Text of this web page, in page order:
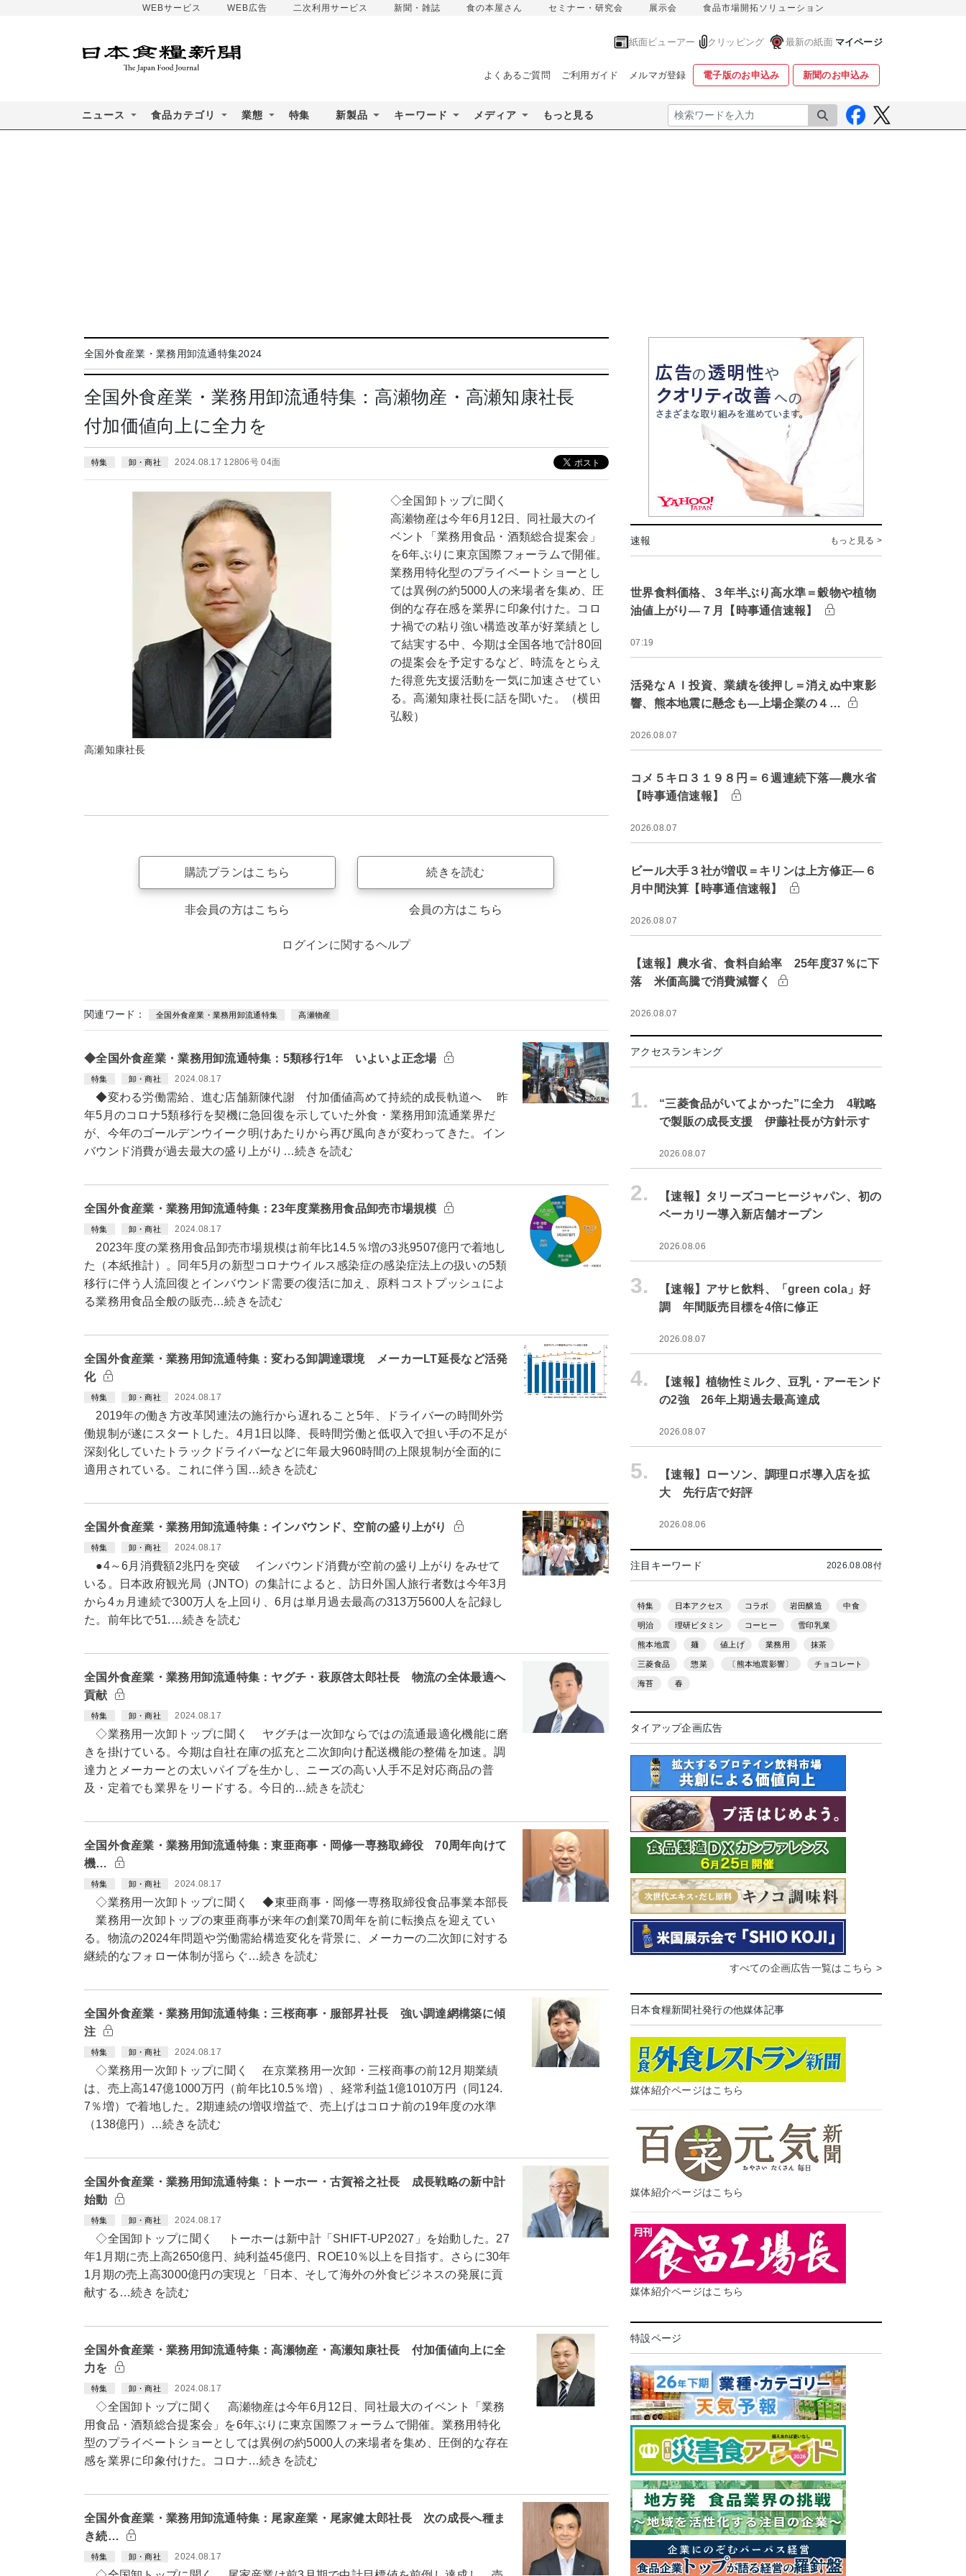
WEBサービス WEB広告 二次利用サービス 新聞・雑誌 食の本屋さん セミナー・研究会 展示会 食品市場開拓ソリューション
紙面ビューアー クリッピング 最新の紙面 マイページ
よくあるご質問 ご利用ガイド メルマガ登録 電子版のお申込み 新聞のお申込み
ニュース 食品カテゴリ 業態 特集 新製品 キーワード メディア もっと見る 検索
全国外食産業・業務用卸流通特集2024
全国外食産業・業務用卸流通特集：高瀬物産・高瀬知康社長
付加価値向上に全力を
特集 卸・商社 2024.08.17 12806号 04面
高瀬知康社長
◇全国卸トップに聞く
高瀬物産は今年6月12日、同社最大のイ
ベント「業務用食品・酒類総合提案会」
を6年ぶりに東京国際フォーラムで開催。
業務用特化型のプライベートショーとし
ては異例の約5000人の来場者を集め、圧
倒的な存在感を業界に印象付けた。コロ
ナ禍での粘り強い構造改革が好業績とし
て結実する中、今期は全国各地で計80回
の提案会を予定するなど、時流をとらえ
た得意先支援活動を一気に加速させてい
る。高瀬知康社長に話を聞いた。（横田
弘毅）
購読プランはこちら
非会員の方はこちら
続きを読む
会員の方はこちら
ログインに関するヘルプ
関連ワード： 全国外食産業・業務用卸流通特集 高瀬物産
◆全国外食産業・業務用卸流通特集：5類移行1年 いよいよ正念場
特集 卸・商社 2024.08.17
◆変わる労働需給、進む店舗新陳代謝 付加価値高めて持続的成長軌道へ 昨
年5月のコロナ5類移行を契機に急回復を示していた外食・業務用卸流通業界だ
が、今年のゴールデンウイーク明けあたりから再び風向きが変わってきた。イン
バウンド消費が過去最大の盛り上がり…続きを読む
全国外食産業・業務用卸流通特集：23年度業務用食品卸売市場規模
特集 卸・商社 2024.08.17
2023年度の業務用食品卸売市場規模は前年比14.5％増の3兆9507億円で着地し
た（本紙推計）。同年5月の新型コロナウイルス感染症の感染症法上の扱いの5類
移行に伴う人流回復とインバウンド需要の復活に加え、原料コストプッシュによ
る業務用食品全般の販売…続きを読む
全国外食産業・業務用卸流通特集：変わる卸調達環境 メーカーLT延長など活発
化
特集 卸・商社 2024.08.17
2019年の働き方改革関連法の施行から遅れること5年、ドライバーの時間外労
働規制が遂にスタートした。4月1日以降、長時間労働と低収入で担い手の不足が
深刻化していたトラックドライバーなどに年最大960時間の上限規制が全面的に
適用されている。これに伴う国…続きを読む
全国外食産業・業務用卸流通特集：インバウンド、空前の盛り上がり
特集 卸・商社 2024.08.17
●4～6月消費額2兆円を突破 インバウンド消費が空前の盛り上がりをみせて
いる。日本政府観光局（JNTO）の集計によると、訪日外国人旅行者数は今年3月
から4ヵ月連続で300万人を上回り、6月は単月過去最高の313万5600人を記録し
た。前年比で51.…続きを読む
全国外食産業・業務用卸流通特集：ヤグチ・萩原啓太郎社長 物流の全体最適へ
貢献
特集 卸・商社 2024.08.17
◇業務用一次卸トップに聞く ヤグチは一次卸ならではの流通最適化機能に磨
きを掛けている。今期は自社在庫の拡充と二次卸向け配送機能の整備を加速。調
達力とメーカーとの太いパイプを生かし、ニーズの高い人手不足対応商品の普
及・定着でも業界をリードする。今日的…続きを読む
全国外食産業・業務用卸流通特集：東亜商事・岡修一専務取締役 70周年向けて
機…
特集 卸・商社 2024.08.17
◇業務用一次卸トップに聞く ◆東亜商事・岡修一専務取締役食品事業本部長
業務用一次卸トップの東亜商事が来年の創業70周年を前に転換点を迎えてい
る。物流の2024年問題や労働需給構造変化を背景に、メーカーの二次卸に対する
継続的なフォロー体制が揺らぐ…続きを読む
全国外食産業・業務用卸流通特集：三桜商事・服部昇社長 強い調達網構築に傾
注
特集 卸・商社 2024.08.17
◇業務用一次卸トップに聞く 在京業務用一次卸・三桜商事の前12月期業績
は、売上高147億1000万円（前年比10.5％増）、経常利益1億1010万円（同124.
7％増）で着地した。2期連続の増収増益で、売上げはコロナ前の19年度の水準
（138億円）…続きを読む
全国外食産業・業務用卸流通特集：トーホー・古賀裕之社長 成長戦略の新中計
始動
特集 卸・商社 2024.08.17
◇全国卸トップに聞く トーホーは新中計「SHIFT-UP2027」を始動した。27
年1月期に売上高2650億円、純利益45億円、ROE10％以上を目指す。さらに30年
1月期の売上高3000億円の実現と「日本、そして海外の外食ビジネスの発展に貢
献する…続きを読む
全国外食産業・業務用卸流通特集：高瀬物産・高瀬知康社長 付加価値向上に全
力を
特集 卸・商社 2024.08.17
◇全国卸トップに聞く 高瀬物産は今年6月12日、同社最大のイベント「業務
用食品・酒類総合提案会」を6年ぶりに東京国際フォーラムで開催。業務用特化
型のプライベートショーとしては異例の約5000人の来場者を集め、圧倒的な存在
感を業界に印象付けた。コロナ…続きを読む
全国外食産業・業務用卸流通特集：尾家産業・尾家健太郎社長 次の成長へ種ま
き続…
特集 卸・商社 2024.08.17
速報 もっと見る >
世界食料価格、３年半ぶり高水準＝穀物や植物
油値上がり―７月【時事通信速報】
07:19
活発なＡＩ投資、業績を後押し＝消えぬ中東影
響、熊本地震に懸念も―上場企業の４…
2026.08.07
コメ５キロ３１９８円＝６週連続下落―農水省
【時事通信速報】
2026.08.07
ビール大手３社が増収＝キリンは上方修正―６
月中間決算【時事通信速報】
2026.08.07
【速報】農水省、食料自給率 25年度37％に下
落 米価高騰で消費減響く
2026.08.07
アクセスランキング
1.
“三菱食品がいてよかった”に全力 4戦略
で製販の成長支援 伊藤社長が方針示す
2026.08.07
2.
【速報】タリーズコーヒージャパン、初の
ベーカリー導入新店舗オープン
2026.08.06
3.
【速報】アサヒ飲料、「green cola」好
調 年間販売目標を4倍に修正
2026.08.07
4.
【速報】植物性ミルク、豆乳・アーモンド
の2強 26年上期過去最高達成
2026.08.07
5.
【速報】ローソン、調理ロボ導入店を拡
大 先行店で好評
2026.08.06
注目キーワード 2026.08.08付
特集 日本アクセス コラボ 岩田醸造 中食
明治 理研ビタミン コーヒー 雪印乳業
熊本地震 麺 値上げ 業務用 抹茶
三菱食品 惣菜 〔熊本地震影響〕 チョコレート
海苔 春
タイアップ企画広告
すべての企画広告一覧はこちら >
日本食糧新聞社発行の他媒体記事
媒体紹介ページはこちら
媒体紹介ページはこちら
媒体紹介ページはこちら
特設ページ